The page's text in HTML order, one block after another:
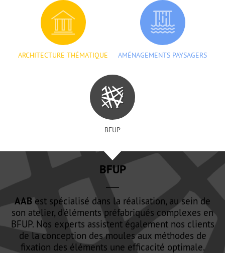
ARCHITECTURE THÉMATIQUE AMÉNAGEMENTS PAYSAGERS
BFUP
BFUP
AABest spécialisé dans la réalisation, au sein de
son atelier, d'éléments préfabriqués complexes en
BFUP. Nos experts assistent également nos clients
de la conception des moules aux méthodes de
fixation des éléments une efficacité optimale.